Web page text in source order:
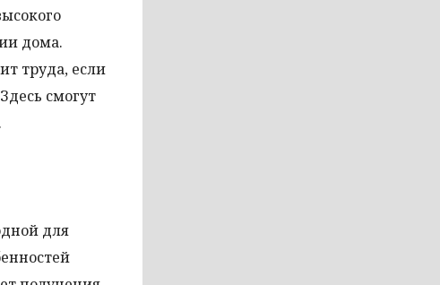
дома.
труда, если
смогут
для